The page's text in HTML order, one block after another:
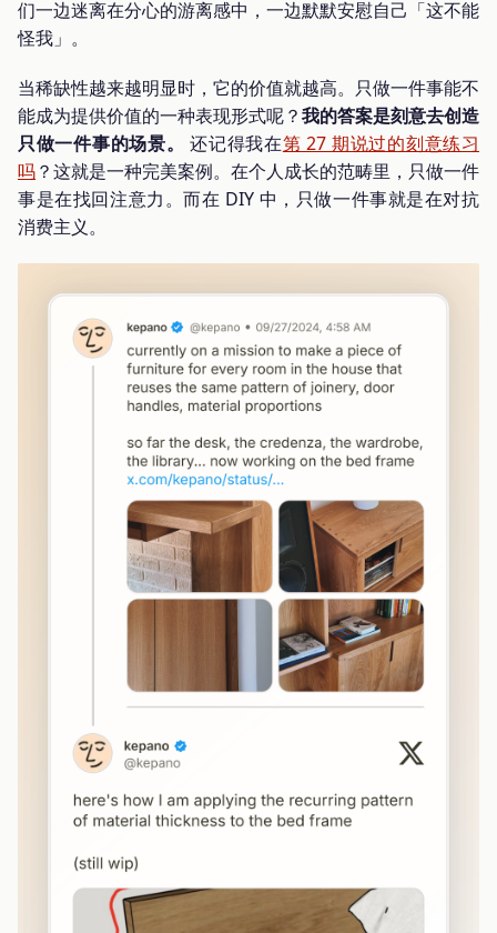
们一边迷离在分心的游离感中，一边默默安慰自己「这不能
怪我」。
当稀缺性越来越明显时，它的价值就越高。只做一件事能不
能成为提供价值的一种表现形式呢？我的答案是刻意去创造
只做一件事的场景。
还记得我在第 27 期说过的刻意练习
吗？这就是一种完美案例。在个人成长的范畴里，只做一件
事是在找回注意力。而在 DIY 中，只做一件事就是在对抗
消费主义。